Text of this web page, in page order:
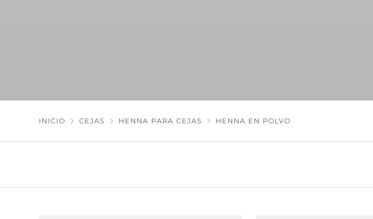
INICIO CEJAS HENNA PARA CEJAS HENNA EN POLVO